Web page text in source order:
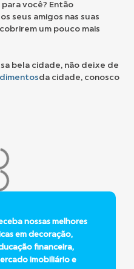
você? Então
seus amigos nas suas
um pouco mais
bela cidade, não deixe de
da cidade, conosco
nossas melhores
em decoração,
financeira,
imobiliário e